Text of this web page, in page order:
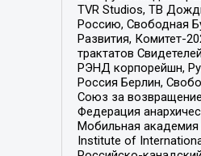
TVR Studios, ТВ
Россию, Свободная
Развития, Комитет-
трактатов
РЭНД корпорейшн,
Россия Берлин,
Союз за
Федерация
Мобильная академия
Institute of